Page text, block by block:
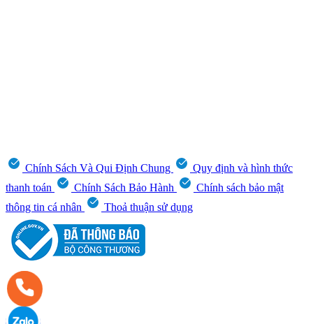
Chính Sách Và Qui Định Chung
Quy định và hình thức
thanh toán
Chính Sách Bảo Hành
Chính sách bảo mật
thông tin cá nhân
Thoả thuận sử dụng